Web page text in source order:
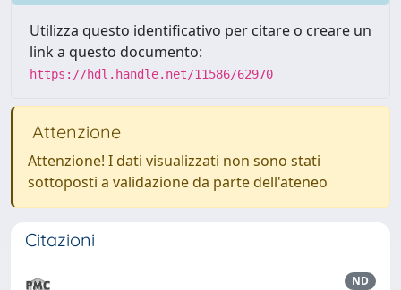
Utilizza questo identificativo per citare o creare un
link a questo documento:
https://hdl.handle.net/11586/62970
Attenzione
Attenzione! I dati visualizzati non sono stati
sottoposti a validazione da parte dell'ateneo
Citazioni
ND